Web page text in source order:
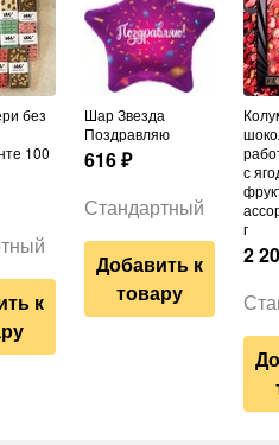
100
к
Шар Звезда
Поздравляю
616₽
Стандартный
Добавить к
товару
Колумбийский
с
г
2